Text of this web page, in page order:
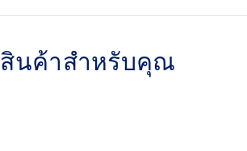
สินค้าสำหรับคุณ